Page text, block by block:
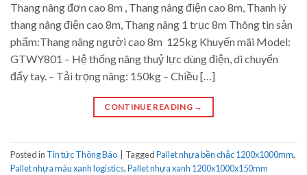
Thang nâng đơn cao 8m , Thang nâng điện cao 8m, Thanh lý
thang nâng điện cao 8m, Thang nâng 1 trục 8m Thông tin sản
phẩm:Thang nâng người cao 8m 125kg Khuyến mãi Model:
GTWY801 – Hệ thống nâng thuỷ lực dùng điện, di chuyển
đẩy tay. – Tải trọng nâng: 150kg – Chiều […]
CONTINUE READING →
Posted in Tin tức Thông Báo | TaggedPallet nhựa bền chắc 1200x1000mm,
Pallet nhựa màu xanh logistics,Pallet nhựa xanh 1200x1000x150mm